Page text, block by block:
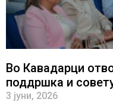
Во Кавадарци
поддршка и
3 јуни, 2026